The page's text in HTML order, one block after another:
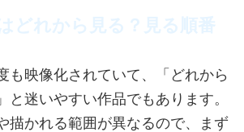
どれから見る？見る順番
も映像化されていて、「どれから
と迷いやすい作品でもあります。
描かれる範囲が異なるので、まず